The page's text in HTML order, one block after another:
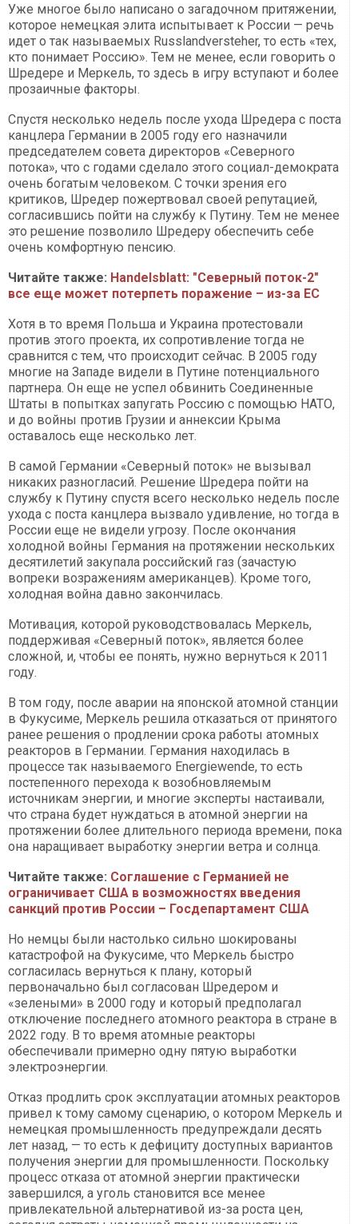
Уже многое было написано о загадочном притяжении,
которое немецкая элита испытывает к России — речь
идет о так называемых Russlandversteher, то есть «тех,
кто понимает Россию». Тем не менее, если говорить о
Шредере и Меркель, то здесь в игру вступают и более
прозаичные факторы.
Спустя несколько недель после ухода Шредера с поста
канцлера Германии в 2005 году его назначили
председателем совета директоров «Северного
потока», что с годами сделало этого социал-демократа
очень богатым человеком. С точки зрения его
критиков, Шредер пожертвовал своей репутацией,
согласившись пойти на службу к Путину. Тем не менее
это решение позволило Шредеру обеспечить себе
очень комфортную пенсию.
Читайте также: Handelsblatt: "Северный поток-2"
все еще может потерпеть поражение – из-за ЕС
Хотя в то время Польша и Украина протестовали
против этого проекта, их сопротивление тогда не
сравнится с тем, что происходит сейчас. В 2005 году
многие на Западе видели в Путине потенциального
партнера. Он еще не успел обвинить Соединенные
Штаты в попытках запугать Россию с помощью НАТО,
и до войны против Грузии и аннексии Крыма
оставалось еще несколько лет.
В самой Германии «Северный поток» не вызывал
никаких разногласий. Решение Шредера пойти на
службу к Путину спустя всего несколько недель после
ухода с поста канцлера вызвало удивление, но тогда в
России еще не видели угрозу. После окончания
холодной войны Германия на протяжении нескольких
десятилетий закупала российский газ (зачастую
вопреки возражениям американцев). Кроме того,
холодная война давно закончилась.
Мотивация, которой руководствовалась Меркель,
поддерживая «Северный поток», является более
сложной, и, чтобы ее понять, нужно вернуться к 2011
году.
В том году, после аварии на японской атомной станции
в Фукусиме, Меркель решила отказаться от принятого
ранее решения о продлении срока работы атомных
реакторов в Германии. Германия находилась в
процессе так называемого Energiewende, то есть
постепенного перехода к возобновляемым
источникам энергии, и многие эксперты настаивали,
что страна будет нуждаться в атомной энергии на
протяжении более длительного периода времени, пока
она наращивает выработку энергии ветра и солнца.
Читайте также: Соглашение с Германией не
ограничивает США в возможностях введения
санкций против России – Госдепартамент США
Но немцы были настолько сильно шокированы
катастрофой на Фукусиме, что Меркель быстро
согласилась вернуться к плану, который
первоначально был согласован Шредером и
«зелеными» в 2000 году и который предполагал
отключение последнего атомного реактора в стране в
2022 году. В то время атомные реакторы
обеспечивали примерно одну пятую выработки
электроэнергии.
Отказ продлить срок эксплуатации атомных реакторов
привел к тому самому сценарию, о котором Меркель и
немецкая промышленность предупреждали десять
лет назад, — то есть к дефициту доступных вариантов
получения энергии для промышленности. Поскольку
процесс отказа от атомной энергии практически
завершился, а уголь становится все менее
привлекательной альтернативой из-за роста цен,